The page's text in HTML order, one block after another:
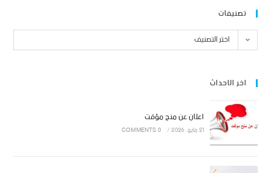
تصنيفات
اختر التصنيف
اخر الاحداث
اعلان عن منح مؤقت
21 مايو، 2026 /
0 COMMENTS